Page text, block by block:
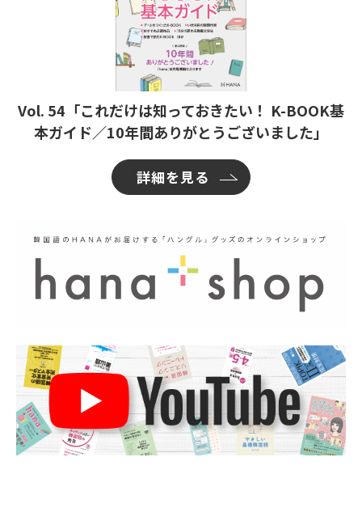
Vol. 54「これだけは知っておきたい！ K-BOOK基
本ガイド／10年間ありがとうございました」
詳細を見る